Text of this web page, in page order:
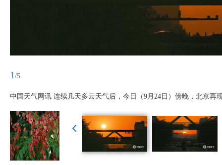
1 /5
中国天气网讯 连续几天多云天气后，今日（9月24日）傍晚，北京